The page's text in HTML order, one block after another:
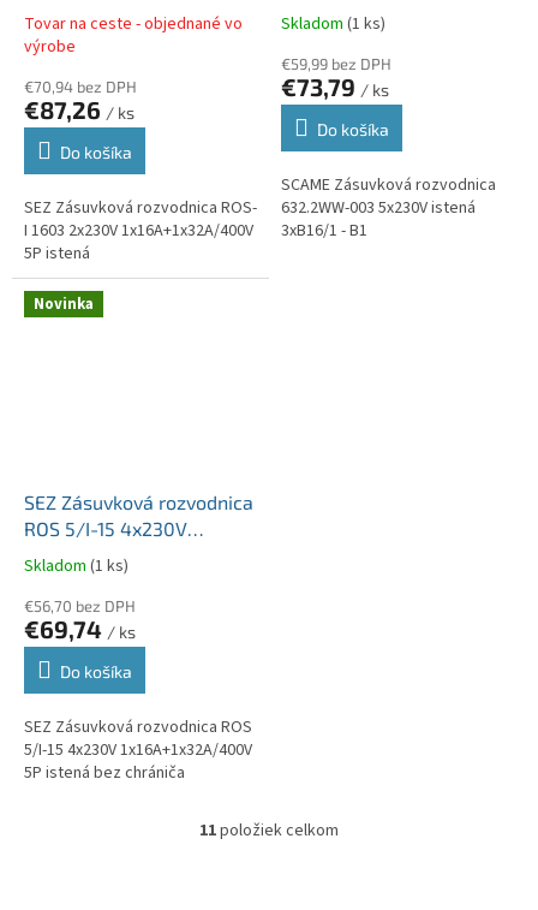
1x16A+1x32A/400V 5P
istená
Tovar na ceste - objednané vo
výrobe
€70,94 bez DPH
€87,26 / ks
Do košíka
SEZ Zásuvková rozvodnica ROS-
I 1603 2x230V 1x16A+1x32A/400V
5P istená
5x230V istená 3xB16/1 -
Skladom (1 ks)
€59,99 bez DPH
€73,79 / ks
Do košíka
SCAME Zásuvková rozvodnica
632.2WW-003 5x230V istená
3xB16/1 - B1
Novinka
SEZ Zásuvková rozvodnica
ROS 5/I-15 4x230V
1x16A+1x32A/400V 5P
istená bez chrániča
Skladom (1 ks)
€56,70 bez DPH
€69,74 / ks
Do košíka
SEZ Zásuvková rozvodnica ROS
5/I-15 4x230V 1x16A+1x32A/400V
5P istená bez chrániča
O
11položiek celkom